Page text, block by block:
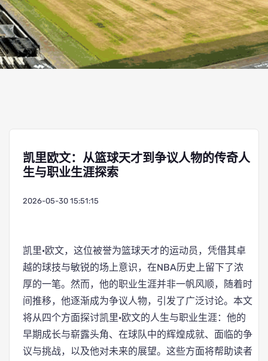
凯里欧文：从篮球天才到争议人物的传奇人
生与职业生涯探索
2026-05-30 15:51:15
凯里·欧文，这位被誉为篮球天才的运动员，凭借其卓
越的球技与敏锐的场上意识，在NBA历史上留下了浓
厚的一笔。然而，他的职业生涯并非一帆风顺，随着时
间推移，他逐渐成为争议人物，引发了广泛讨论。本文
将从四个方面探讨凯里·欧文的人生与职业生涯：他的
早期成长与崭露头角、在球队中的辉煌成就、面临的争
议与挑战，以及他对未来的展望。这些方面将帮助读者